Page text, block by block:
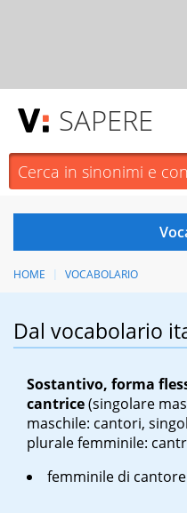
SAPERE
HOME VOCABOLARIO
Dal vocabolario
Sostantivo, forma
cantrice(singolare
maschile: cantori,
plurale femminile:
femminile di cantore